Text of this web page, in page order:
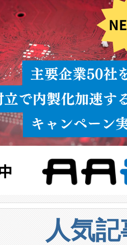
人気